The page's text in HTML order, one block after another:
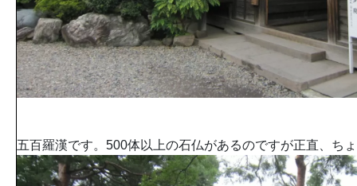
五百羅漢です。500体以上の石仏があるのですが正直、ち